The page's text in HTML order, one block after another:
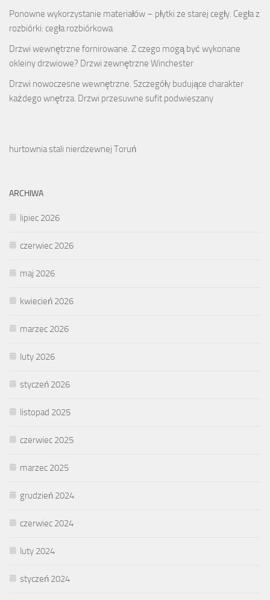
Ponowne wykorzystanie materiałów – płytki ze starej cegły. Cegła z
rozbiórki: cegła rozbiórkowa
Drzwi wewnętrzne fornirowane. Z czego mogą być wykonane
okleiny drzwiowe? Drzwi zewnętrzne Winchester
Drzwi nowoczesne wewnętrzne. Szczegóły budujące charakter
każdego wnętrza. Drzwi przesuwne sufit podwieszany
hurtownia stali nierdzewnej Toruń
ARCHIWA
lipiec 2026
czerwiec 2026
maj 2026
kwiecień 2026
marzec 2026
luty 2026
styczeń 2026
listopad 2025
czerwiec 2025
marzec 2025
grudzień 2024
czerwiec 2024
luty 2024
styczeń 2024